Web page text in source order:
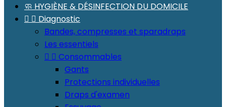
🧼 HYGIÈNE & DÉSINFECTION DU DOMICILE
  Diagnostic
Bandes, compresses et sparadraps
Les essentiels
  Consommables
Gants
Protections individuelles
Draps d'examen